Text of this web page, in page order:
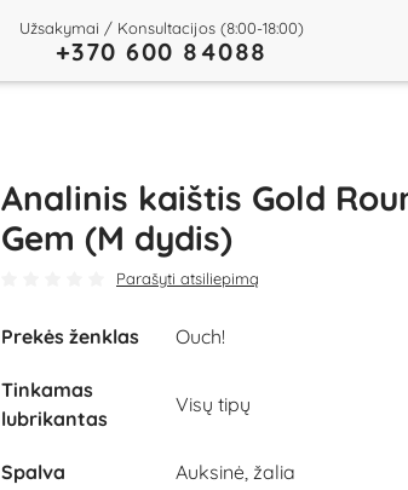
Užsakymai / Konsultacijos (8:00-18:00)
+370 600 84088
Analinis kaištis Gold
Gem (M dydis)
Parašyti atsiliepimą
Prekės ženklas Ouch!
Tinkamas
lubrikantas
Visų tipų
Spalva Auksinė, žalia